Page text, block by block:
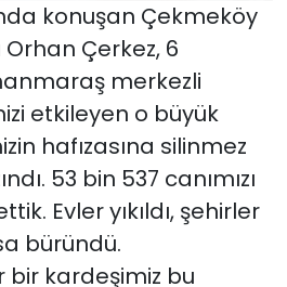
konuşan Çekmeköy
Çerkez, 6
merkezli
etkileyen o büyük
hafızasına silinmez
53 bin 537 canımızı
Evler yıkıldı, şehirler
büründü.
bir kardeşimiz bu